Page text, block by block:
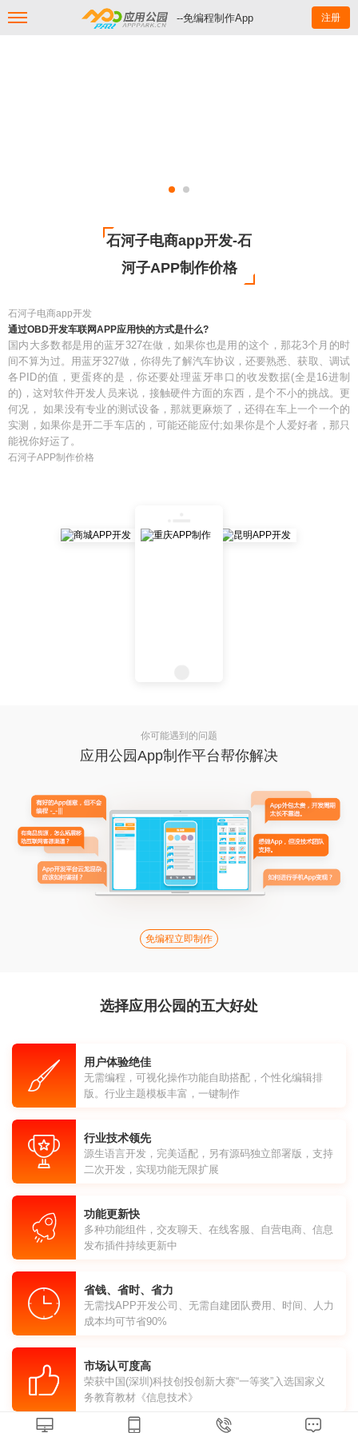
--免编程制作App 注册
石河子电商app开发-石
河子APP制作价格
石河子电商app开发
通过OBD开发车联网APP应用快的方式是什么?
国内大多数都是用的蓝牙327在做，如果你也是用的这个，那花3个月的时
间不算为过。用蓝牙327做，你得先了解汽车协议，还要熟悉、获取、调试
各PID的值，更蛋疼的是，你还要处理蓝牙串口的收发数据(全是16进制
的)，这对软件开发人员来说，接触硬件方面的东西，是个不小的挑战。更
何况， 如果没有专业的测试设备，那就更麻烦了，还得在车上一个一个的
实测，如果你是开二手车店的，可能还能应付;如果你是个人爱好者，那只
能祝你好运了。
石河子APP制作价格
你可能遇到的问题
应用公园App制作平台帮你解决
免编程立即制作
选择应用公园的五大好处
用户体验绝佳
无需编程，可视化操作功能自助搭配，个性化编辑排
版。行业主题模板丰富，一键制作
行业技术领先
源生语言开发，完美适配，另有源码独立部署版，支持
二次开发，实现功能无限扩展
功能更新快
多种功能组件，交友聊天、在线客服、自营电商、信息
发布插件持续更新中
省钱、省时、省力
无需找APP开发公司、无需自建团队费用、时间、人力
成本均可节省90%
市场认可度高
荣获中国(深圳)科技创投创新大赛“一等奖”入选国家义
务教育教材《信息技术》